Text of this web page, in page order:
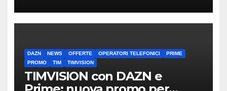
DAZN NEWS OFFERTE OPERATORI TELEFONICI
PRIME
PROMO
TIM TIMVISION
TIMVISION con DAZN e